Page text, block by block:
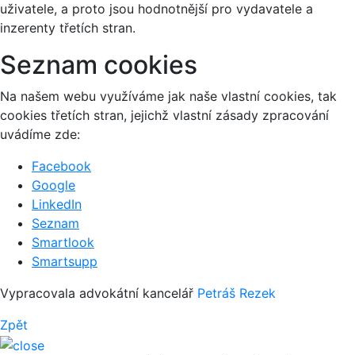
uživatele, a proto jsou hodnotnější pro vydavatele a
inzerenty třetích stran.
Seznam cookies
Na našem webu využíváme jak naše vlastní cookies, tak
cookies třetích stran, jejichž vlastní zásady zpracování
uvádíme zde:
Facebook
Google
LinkedIn
Seznam
Smartlook
Smartsupp
Vypracovala advokátní kancelář Petráš Rezek
Zpět